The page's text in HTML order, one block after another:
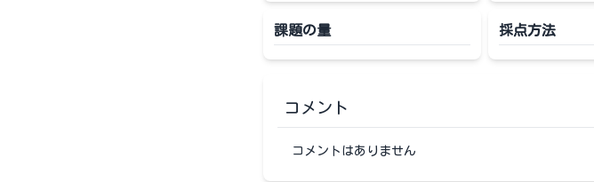
課題の量 採点方法
コメント
コメントはありません